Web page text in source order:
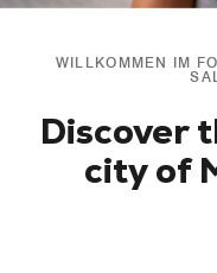
WILLKOMMEN IM
Discover
city of